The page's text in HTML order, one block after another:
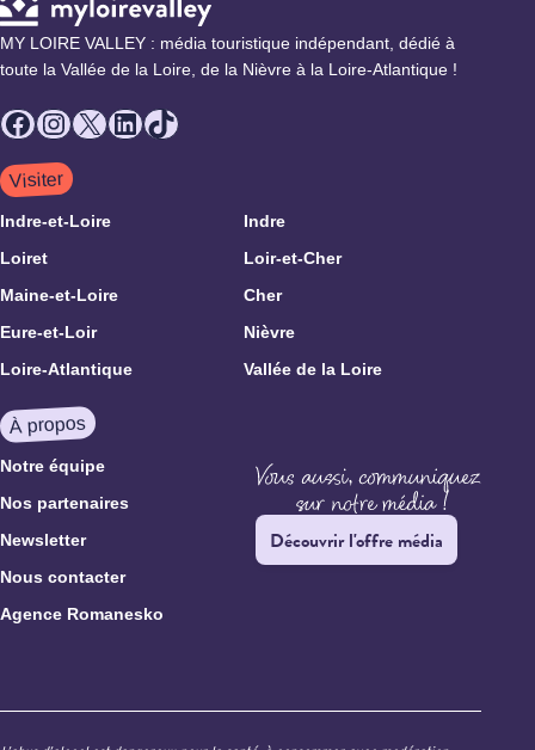
MY LOIRE VALLEY : média touristique indépendant, dédié à
toute la Vallée de la Loire, de la Nièvre à la Loire-Atlantique !
Facebook
Instagram
X LinkedIn
TikTok
Visiter
Indre-et-Loire
Indre
Loiret
Loir-et-Cher
Maine-et-Loire
Cher
Eure-et-Loir
Nièvre
Loire-Atlantique
Vallée de la Loire
À propos
Notre équipe
Nos partenaires
Newsletter
Nous contacter
Agence Romanesko
Découvrir l'offre média